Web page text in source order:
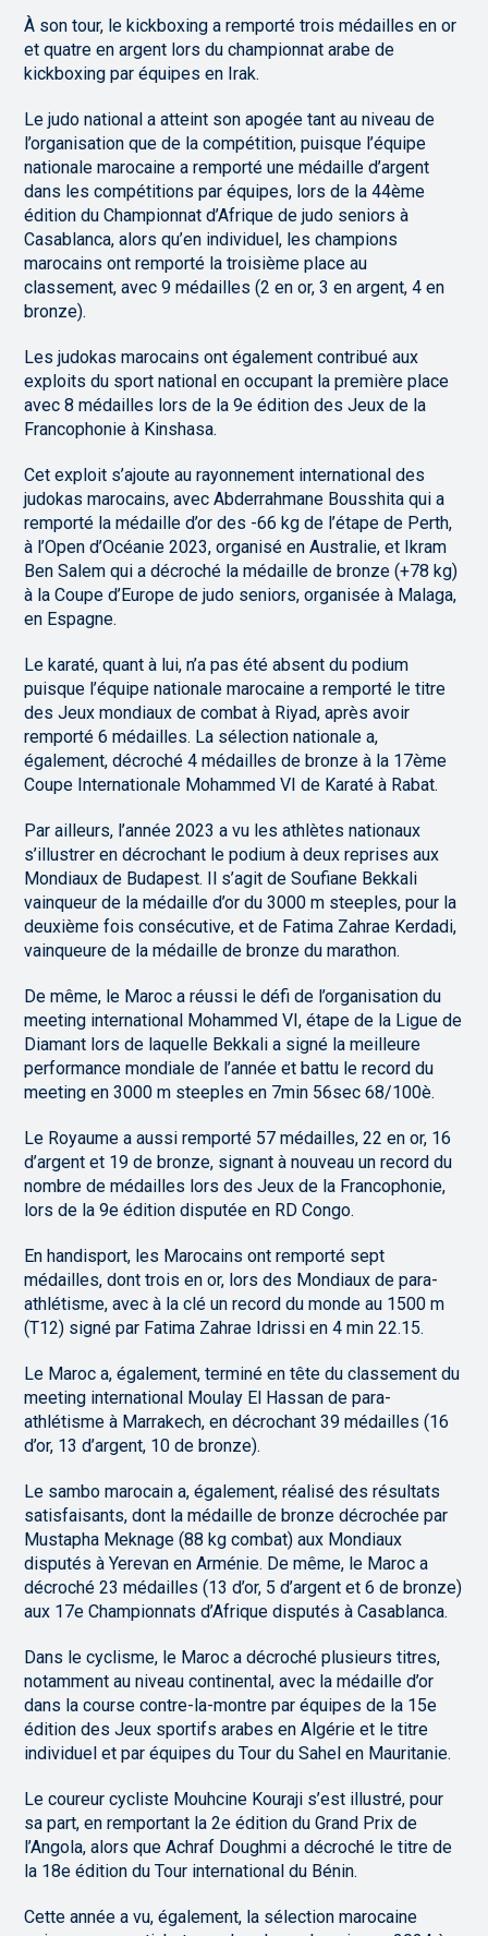
À son tour, le kickboxing a remporté trois médailles en or
et quatre en argent lors du championnat arabe de
kickboxing par équipes en Irak.
Le judo national a atteint son apogée tant au niveau de
l’organisation que de la compétition, puisque l’équipe
nationale marocaine a remporté une médaille d’argent
dans les compétitions par équipes, lors de la 44ème
édition du Championnat d’Afrique de judo seniors à
Casablanca, alors qu’en individuel, les champions
marocains ont remporté la troisième place au
classement, avec 9 médailles (2 en or, 3 en argent, 4 en
bronze).
Les judokas marocains ont également contribué aux
exploits du sport national en occupant la première place
avec 8 médailles lors de la 9e édition des Jeux de la
Francophonie à Kinshasa.
Cet exploit s’ajoute au rayonnement international des
judokas marocains, avec Abderrahmane Bousshita qui a
remporté la médaille d’or des -66 kg de l’étape de Perth,
à l’Open d’Océanie 2023, organisé en Australie, et Ikram
Ben Salem qui a décroché la médaille de bronze (+78 kg)
à la Coupe d’Europe de judo seniors, organisée à Malaga,
en Espagne.
Le karaté, quant à lui, n’a pas été absent du podium
puisque l’équipe nationale marocaine a remporté le titre
des Jeux mondiaux de combat à Riyad, après avoir
remporté 6 médailles. La sélection nationale a,
également, décroché 4 médailles de bronze à la 17ème
Coupe Internationale Mohammed VI de Karaté à Rabat.
Par ailleurs, l’année 2023 a vu les athlètes nationaux
s’illustrer en décrochant le podium à deux reprises aux
Mondiaux de Budapest. Il s’agit de Soufiane Bekkali
vainqueur de la médaille d’or du 3000 m steeples, pour la
deuxième fois consécutive, et de Fatima Zahrae Kerdadi,
vainqueure de la médaille de bronze du marathon.
De même, le Maroc a réussi le défi de l’organisation du
meeting international Mohammed VI, étape de la Ligue de
Diamant lors de laquelle Bekkali a signé la meilleure
performance mondiale de l’année et battu le record du
meeting en 3000 m steeples en 7min 56sec 68/100è.
Le Royaume a aussi remporté 57 médailles, 22 en or, 16
d’argent et 19 de bronze, signant à nouveau un record du
nombre de médailles lors des Jeux de la Francophonie,
lors de la 9e édition disputée en RD Congo.
En handisport, les Marocains ont remporté sept
médailles, dont trois en or, lors des Mondiaux de para-
athlétisme, avec à la clé un record du monde au 1500 m
(T12) signé par Fatima Zahrae Idrissi en 4 min 22.15.
Le Maroc a, également, terminé en tête du classement du
meeting international Moulay El Hassan de para-
athlétisme à Marrakech, en décrochant 39 médailles (16
d’or, 13 d’argent, 10 de bronze).
Le sambo marocain a, également, réalisé des résultats
satisfaisants, dont la médaille de bronze décrochée par
Mustapha Meknage (88 kg combat) aux Mondiaux
disputés à Yerevan en Arménie. De même, le Maroc a
décroché 23 médailles (13 d’or, 5 d’argent et 6 de bronze)
aux 17e Championnats d’Afrique disputés à Casablanca.
Dans le cyclisme, le Maroc a décroché plusieurs titres,
notamment au niveau continental, avec la médaille d’or
dans la course contre-la-montre par équipes de la 15e
édition des Jeux sportifs arabes en Algérie et le titre
individuel et par équipes du Tour du Sahel en Mauritanie.
Le coureur cycliste Mouhcine Kouraji s’est illustré, pour
sa part, en remportant la 2e édition du Grand Prix de
l’Angola, alors que Achraf Doughmi a décroché le titre de
la 18e édition du Tour international du Bénin.
Cette année a vu, également, la sélection marocaine